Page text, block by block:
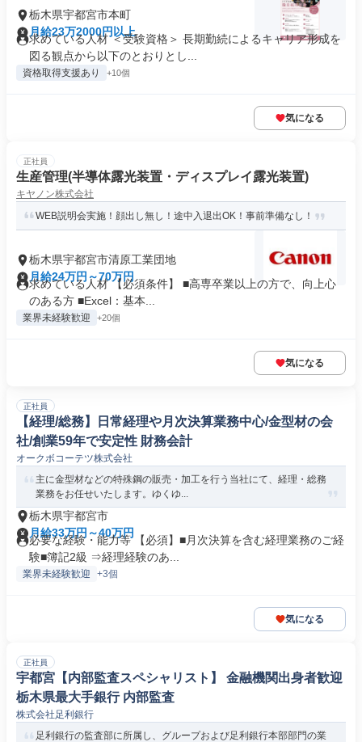
栃木県宇都宮市本町
月給23万2000円以上
求めている人材 ＜受験資格＞ 長期勤続によるキャリア形成を
図る観点から以下のとおりとし...
資格取得支援あり +10個
気になる
正社員
生産管理(半導体露光装置・ディスプレイ露光装置)
キヤノン株式会社
WEB説明会実施！顔出し無し！途中入退出OK！事前準備なし！
栃木県宇都宮市清原工業団地
月給24万円～70万円
求めている人材 【必須条件】 ■高専卒業以上の方で、向上心
のある方 ■Excel：基本...
業界未経験歓迎 +20個
気になる
正社員
【経理/総務】日常経理や月次決算業務中心/金型材の会
社/創業59年で安定性 財務会計
オークボコーテツ株式会社
主に金型材などの特殊鋼の販売・加工を行う当社にて、経理・総務
業務をお任せいたします。ゆくゆ...
栃木県宇都宮市
月給33万円～40万円
必要な経験・能力等 【必須】■月次決算を含む経理業務のご経
験■簿記2級 ⇒経理経験のあ...
業界未経験歓迎 +3個
気になる
正社員
宇都宮【内部監査スペシャリスト】 金融機関出身者歓迎
栃木県最大手銀行 内部監査
株式会社足利銀行
足利銀行の監査部に所属し、グループおよび足利銀行本部部門の業